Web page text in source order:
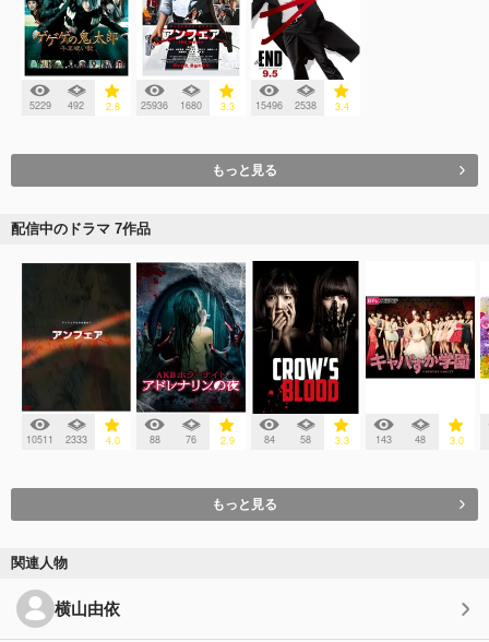
5229 492 2.8 25936 1680 3.3 15496 2538 3.4
もっと見る
配信中のドラマ 7作品
10511 2333 4.0 88 76 2.9 84 58 3.3 143 48 3.0
もっと見る
関連人物
横山由依